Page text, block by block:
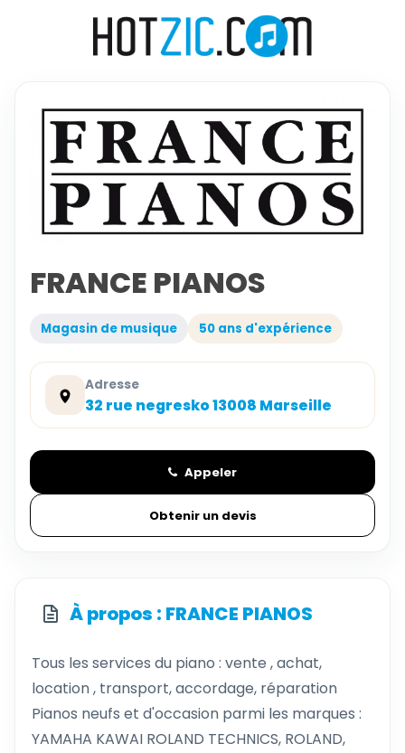
FRANCE PIANOS
Magasin de musique 50 ans d'expérience
Adresse
32 rue negresko 13008 Marseille
Appeler
Obtenir un devis
À propos : FRANCE PIANOS
Tous les services du piano : vente , achat,
location , transport, accordage, réparation
Pianos neufs et d'occasion parmi les marques :
YAMAHA KAWAI ROLAND TECHNICS, ROLAND,